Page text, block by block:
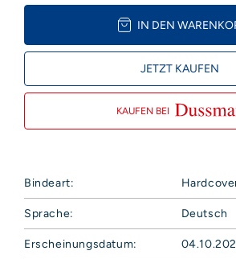
IN DEN
JETZT KAUFEN
KAUFEN BEI
Bindeart:
Sprache: Deutsch
Erscheinungsdatum: